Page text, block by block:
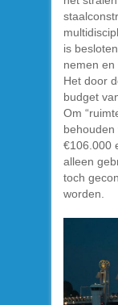
is
nemen en
Het door
budget
Om
€106.000
alleen
toch
worden.